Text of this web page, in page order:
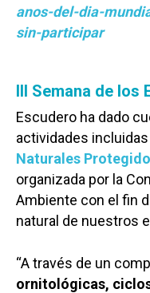
anos-del-dia-
sin-participar
III Semana de los
Escudero ha dado
actividades incluidas
Naturales
organizada por la
Ambiente con el fin
natural de nuestros
“A través de un
ornitológicas,